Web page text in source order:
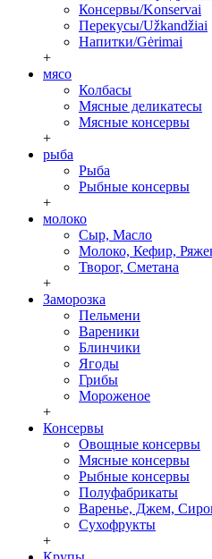
Консервы/Konservai
Перекусы/Užkandžiai
Напитки/Gėrimai
+
мясо
Колбасы
Мясные деликатесы
Мясные консервы
+
рыба
Рыба
Рыбные консервы
+
молоко
Сыр, Масло
Молоко, Кефир,
Творог, Сметана
+
Заморозка
Пельмени
Вареники
Блинчики
Ягоды
Грибы
Мороженое
+
Консервы
Овощные консервы
Мясные консервы
Рыбные консервы
Полуфабрикаты
Варенье, Джем,
Сухофрукты
+